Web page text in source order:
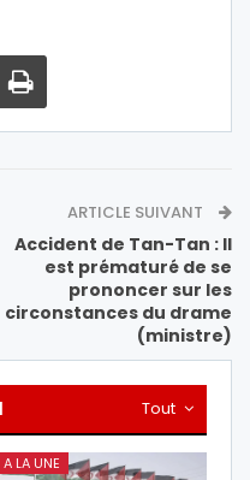
ARTICLE SUIVANT
Accident de Tan-Tan : Il
est prématuré de se
prononcer sur les
circonstances du drame
(ministre)
Tout
A LA UNE